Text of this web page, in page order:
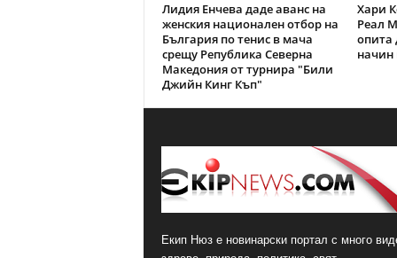
Лидия Енчева даде аванс на
женския национален отбор на
България по тенис в мача
срещу Република Северна
Македония от турнира "Били
Джийн Кинг Къп"
Хари
Реал
опита
начин
Екип Нюз е новинарски портал с много